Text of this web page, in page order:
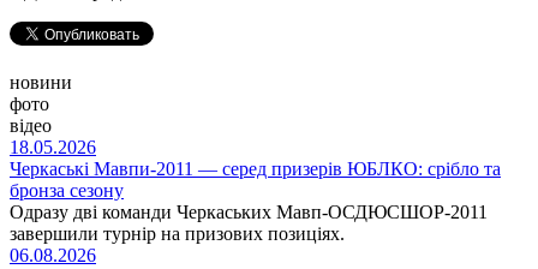
новини
фото
відео
18.05.2026
Черкаські Мавпи-2011 — серед призерів ЮБЛКО: срібло та
бронза сезону
Одразу дві команди Черкаських Мавп-ОСДЮСШОР-2011
завершили турнір на призових позиціях.
06.08.2026